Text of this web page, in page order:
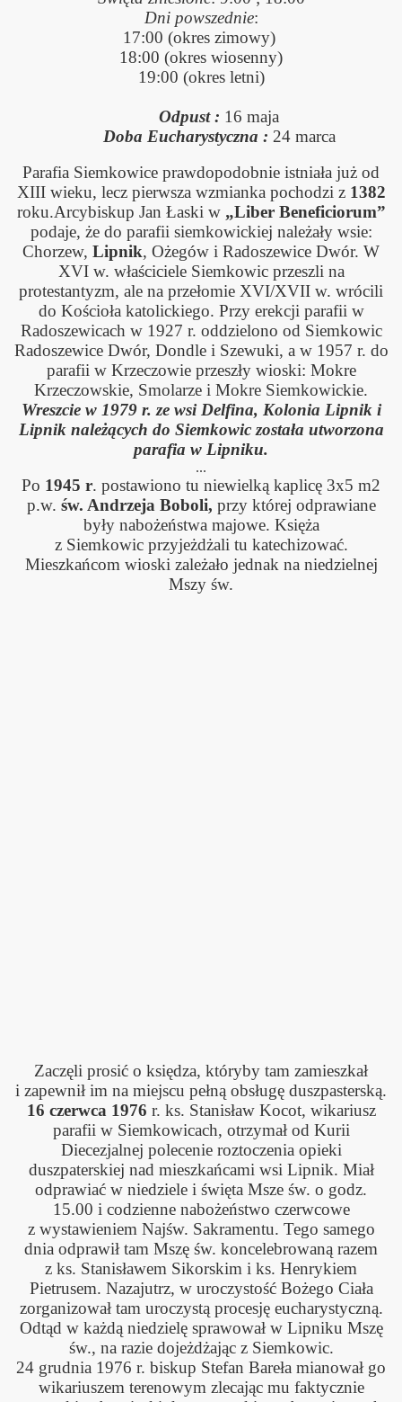
Dni powszednie:
17:00 (okres zimowy)
18:00 (okres wiosenny)
19:00 (okres letni)
Odpust : 16 maja
Doba Eucharystyczna : 24 marca
Parafia Siemkowice prawdopodobnie istniała już od
XIII wieku, lecz pierwsza wzmianka pochodzi z 1382
roku.Arcybiskup Jan Łaski w „Liber Beneficiorum”
podaje, że do parafii siemkowickiej należały wsie:
Chorzew, Lipnik, Ożegów i Radoszewice Dwór. W
XVI w. właściciele Siemkowic przeszli na
protestantyzm, ale na przełomie XVI/XVII w. wrócili
do Kościoła katolickiego. Przy erekcji parafii w
Radoszewicach w 1927 r. oddzielono od Siemkowic
Radoszewice Dwór, Dondle i Szewuki, a w 1957 r. do
parafii w Krzeczowie przeszły wioski: Mokre
Krzeczowskie, Smolarze i Mokre Siemkowickie.
Wreszcie w 1979 r. ze wsi Delfina, Kolonia Lipnik i
Lipnik należących do Siemkowic została utworzona
parafia w Lipniku.
...
Po 1945 r. postawiono tu niewielką kaplicę 3x5 m2
p.w. św. Andrzeja Boboli, przy której odprawiane
były nabożeństwa majowe. Księża
z Siemkowic przyjeżdżali tu katechizować.
Mieszkańcom wioski zależało jednak na niedzielnej
Mszy św.
Zaczęli prosić o księdza, któryby tam zamieszkał
i zapewnił im na miejscu pełną obsługę duszpasterską.
16 czerwca 1976 r. ks. Stanisław Kocot, wikariusz
parafii w Siemkowicach, otrzymał od Kurii
Diecezjalnej polecenie roztoczenia opieki
duszpaterskiej nad mieszkańcami wsi Lipnik. Miał
odprawiać w niedziele i święta Msze św. o godz.
15.00 i codzienne nabożeństwo czerwcowe
z wystawieniem Najśw. Sakramentu. Tego samego
dnia odprawił tam Mszę św. koncelebrowaną razem
z ks. Stanisławem Sikorskim i ks. Henrykiem
Pietrusem. Nazajutrz, w uroczystość Bożego Ciała
zorganizował tam uroczystą procesję eucharystyczną.
Odtąd w każdą niedzielę sprawował w Lipniku Mszę
św., na razie dojeżdżając z Siemkowic.
24 grudnia 1976 r. biskup Stefan Bareła mianował go
wikariuszem terenowym zlecając mu faktycznie